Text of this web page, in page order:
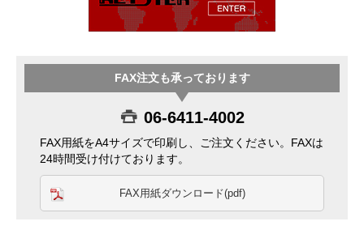
FAX注文も承っております
06-6411-4002
FAX用紙をA4サイズで印刷し、ご注文ください。FAXは
24時間受け付けております。
FAX用紙ダウンロード(pdf)